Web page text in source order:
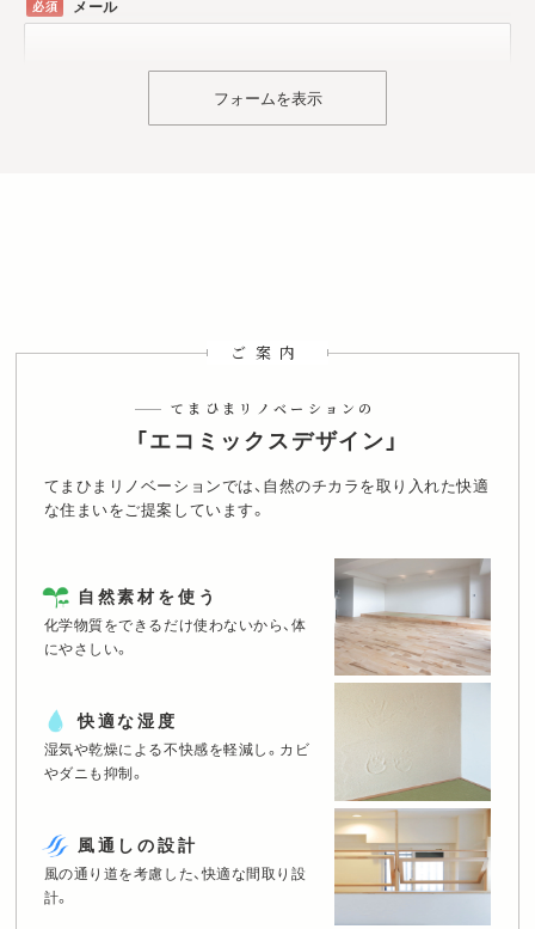
メール
駅看板
Facebook X LINE
SUUMO以外のポータルサイト
覚えていない
その他
フォームを表示
ご案内
てまひまリノベーションの
「エコミックスデザイン」
てまひまリノベーションでは、自然のチカラを取り入れた快適
な住まいをご提案しています。
自然素材を使う
化学物質をできるだけ使わないから、体
にやさしい。
快適な湿度
湿気や乾燥による不快感を軽減し。 カビ
やダニも抑制。
風通しの設計
風の通り道を考慮した、快適な間取り設
計。